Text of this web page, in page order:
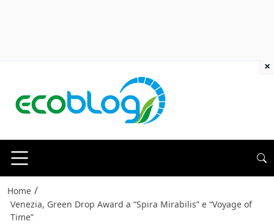
Home /
Venezia, Green Drop Award a “Spira Mirabilis” e “Voyage of
Time”
×